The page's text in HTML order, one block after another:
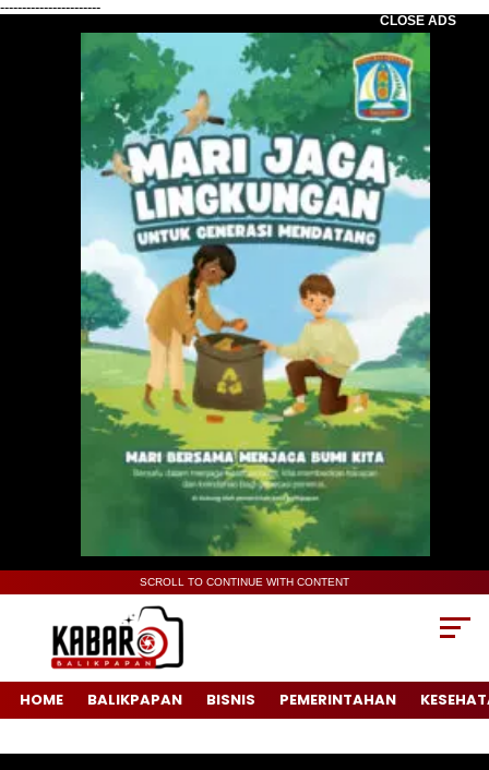
-----------------------
CLOSE ADS
SCROLL TO CONTINUE WITH CONTENT
HOME BALIKPAPAN BISNIS PEMERINTAHAN